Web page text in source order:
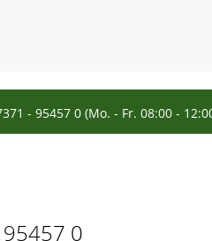
- 95457 0 (Mo. - Fr. 08:00 -
0